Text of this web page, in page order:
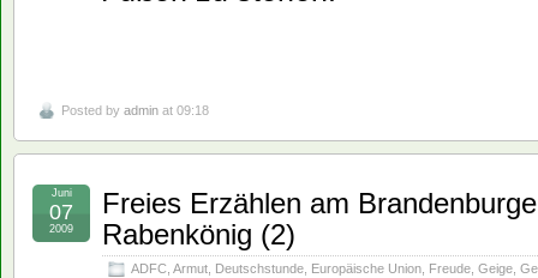
Posted by admin at 09:18
Freies Erzählen am
Rabenkönig (2)
ADFC Armut Deutschstunde Europäische Union Freude Geige
Juni
07
2009